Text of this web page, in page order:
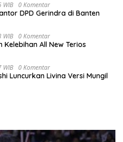
WIB 0 Komentar
DPD Gerindra di Banten
WIB 0 Komentar
All New Terios
WIB 0 Komentar
Luncurkan Livina Versi Mungil